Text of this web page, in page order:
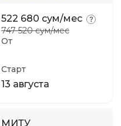
От
522 680 сум/мес
747 520 сум/мес
Старт
13 августа
МИТУ